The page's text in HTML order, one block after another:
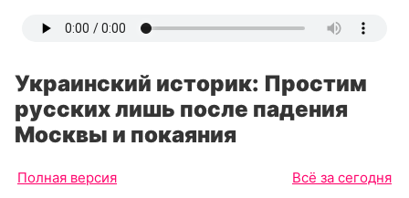
Украинский историк: Простим
русских лишь после падения
Москвы и покаяния
Полная версия Всё за сегодня